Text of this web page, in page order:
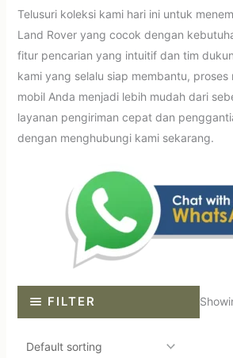
Telusuri koleksi kami hari ini untuk
Land Rover yang cocok dengan
fitur pencarian yang intuitif dan tim
kami yang selalu siap membantu,
mobil Anda menjadi lebih mudah dari
layanan pengiriman cepat dan
dengan menghubungi kami sekarang.
FILTER